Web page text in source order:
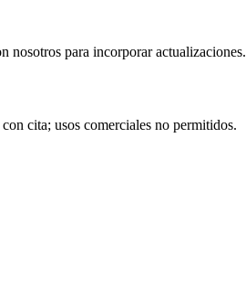
nosotros para incorporar actualizaciones.
cita; usos comerciales no permitidos.